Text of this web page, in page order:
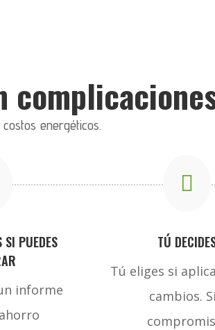
energéticos.
SI PUEDES
informe

TÚ
Tú eliges si
cambios.